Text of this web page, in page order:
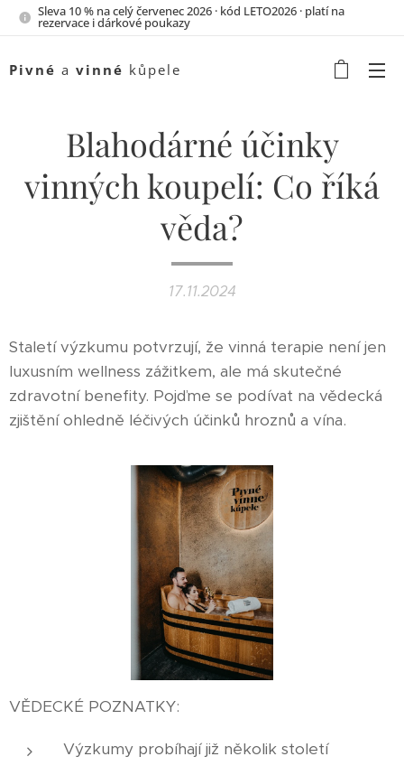
Sleva 10 % na celý červenec 2026 · kód LETO2026 · platí na
rezervace i dárkové poukazy
Pivné a vinné kůpele
Blahodárné účinky
vinných koupelí: Co říká
věda?
17.11.2024
Staletí výzkumu potvrzují, že vinná terapie není jen
luxusním wellness zážitkem, ale má skutečné
zdravotní benefity. Pojďme se podívat na vědecká
zjištění ohledně léčivých účinků hroznů a vína.
VĚDECKÉ POZNATKY:
Výzkumy probíhají již několik století